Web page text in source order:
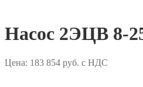
Насос 2ЭЦВ 8-
Цена: 183 854 руб. с НДС